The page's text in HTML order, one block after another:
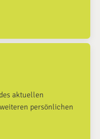
aktuellen
persönlichen